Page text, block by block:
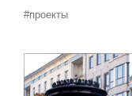
#проекты